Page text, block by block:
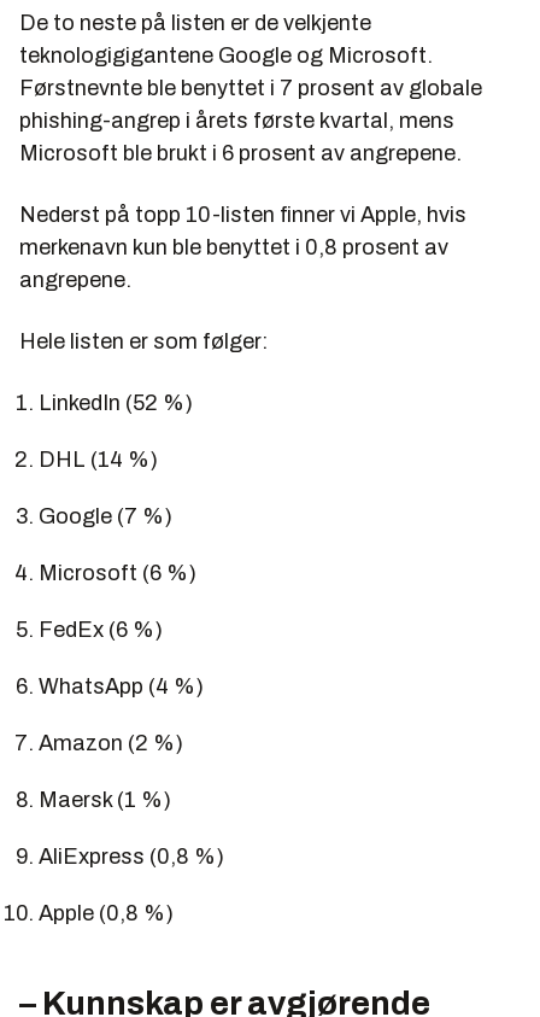
De to neste på listen er de velkjente
teknologigigantene Google og Microsoft.
Førstnevnte ble benyttet i 7 prosent av globale
phishing-angrep i årets første kvartal, mens
Microsoft ble brukt i 6 prosent av angrepene.
Nederst på topp 10-listen finner vi Apple, hvis
merkenavn kun ble benyttet i 0,8 prosent av
angrepene.
Hele listen er som følger:
LinkedIn (52 %)
DHL (14 %)
Google (7 %)
Microsoft (6 %)
FedEx (6 %)
WhatsApp (4 %)
Amazon (2 %)
Maersk (1 %)
AliExpress (0,8 %)
Apple (0,8 %)
– Kunnskap er avgjørende